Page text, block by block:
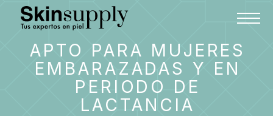
APTO PARA MUJERES
EMBARAZADAS Y EN
PERIODO DE
LACTANCIA